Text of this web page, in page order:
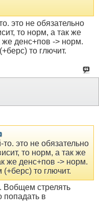
это не обязательно
то норм, а так же
же денс+пов -> норм.
то глючит.
то. это не обязательно
то норм, а так же
же денс+пов -> норм.
то глючит.
Вобщем стрелять
попадать в